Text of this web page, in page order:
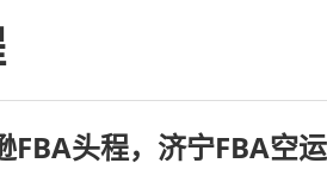
FBA头程，济宁FBA空